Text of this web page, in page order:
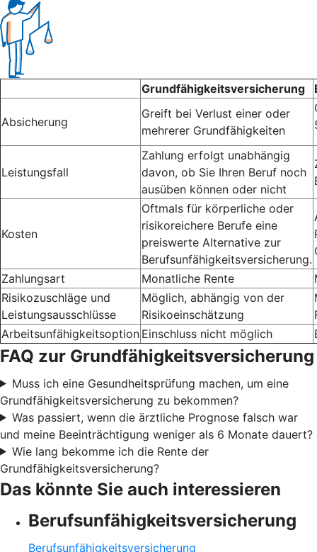
Grundfähigkeitsversicherung
Absicherung
Greift bei Verlust einer oder
mehrerer Grundfähigkeiten
Leistungsfall
Zahlung erfolgt unabhängig
davon, ob Sie Ihren Beruf noch
ausüben können oder nicht
Kosten
Oftmals für körperliche oder
risikoreichere Berufe eine
preiswerte Alternative zur
Berufsunfähigkeitsversicherung.
Zahlungsart
Monatliche Rente
Risikozuschläge und
Leistungsausschlüsse
Möglich, abhängig von der
Risikoeinschätzung
Arbeitsunfähigkeitsoption Einschluss nicht möglich
FAQ zur Grundfähigkeitsversicherung
Muss ich eine Gesundheitsprüfung machen, um eine
Grundfähigkeitsversicherung zu bekommen?
Was passiert, wenn die ärztliche Prognose falsch war
und meine Beeinträchtigung weniger als 6 Monate dauert?
Wie lang bekomme ich die Rente der
Grundfähigkeitsversicherung?
Das könnte Sie auch interessieren
Berufsunfähigkeitsversicherung
Berufsunfähigkeitsversicherung